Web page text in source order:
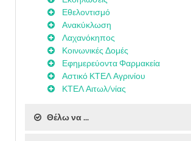
Εθελοντισμό
Ανακύκλωση
Λαχανόκηπος
Κοινωνικές Δομές
Εφημερεύοντα Φαρμακεία
Αστικό ΚΤΕΛ Αγρινίου
ΚΤΕΛ Αιτωλ/νίας
Θέλω να ...